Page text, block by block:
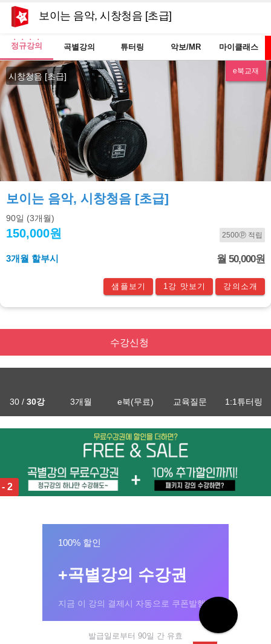
보이는 음악, 시창청음 [초급]
정규강의 곡별강의 튜터링 악보/MR 마이클래스
e북교재
시창청음 [초급]
보이는 음악, 시창청음 [초급]
90일 (3개월)
150,000원 2500ⓟ 적립
3개월 할부시 월 50,000원
샘플보기 1강 맛보기 강의소개
수강신청
30 / 30강 3개월 e북(무료) 교육질문 1:1튜터링
2
100% 할인
+곡별강의 수강권
지금 이 강의 결제시 자동으로 쿠폰발행!
발급일로부터 90일 간 유효